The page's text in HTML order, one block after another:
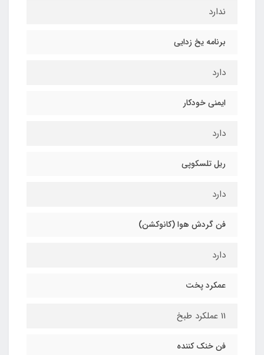
ندارد
برنامه یخ زدایی
دارد
ایمنی خودکار
دارد
ریل تلسکوپی
دارد
فن گردش هوا (کانوکشن)
دارد
عمکرد پخت
11 عملکرد طبخ
فن خنک کننده